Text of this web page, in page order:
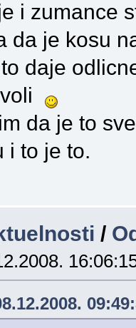
i zumance
da je kosu
daje
da je to
i to je to.
/